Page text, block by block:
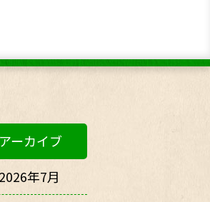
アーカイブ
2026年7月